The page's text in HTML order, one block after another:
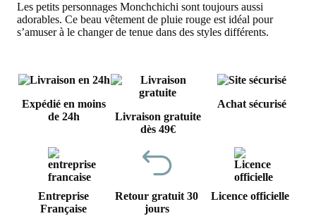
Les petits personnages Monchchichi sont toujours aussi
adorables. Ce beau vêtement de pluie rouge est idéal pour
s’amuser à le changer de tenue dans des styles différents.
Expédié en moins
de 24h
Livraison gratuite
dès 49€
Achat sécurisé
Entreprise
Française
Retour gratuit 30
jours
Licence officielle